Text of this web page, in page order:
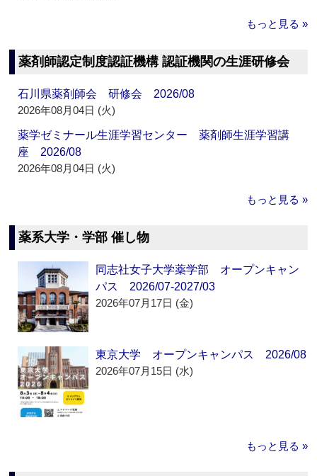
もっと見る »
薬剤師認定制度認証機構 認証機関の生涯研修会
石川県薬剤師会 研修会 2026/08
2026年08月04日 (火)
薬学ゼミナール生涯学習センター 薬剤師生涯学習講
座 2026/08
2026年08月04日 (火)
もっと見る »
薬系大学・学部 催し物
同志社女子大学薬学部 オープンキャン
パス 2026/07-2027/03
2026年07月17日 (金)
東京大学 オープンキャンパス 2026/08
2026年07月15日 (水)
もっと見る »